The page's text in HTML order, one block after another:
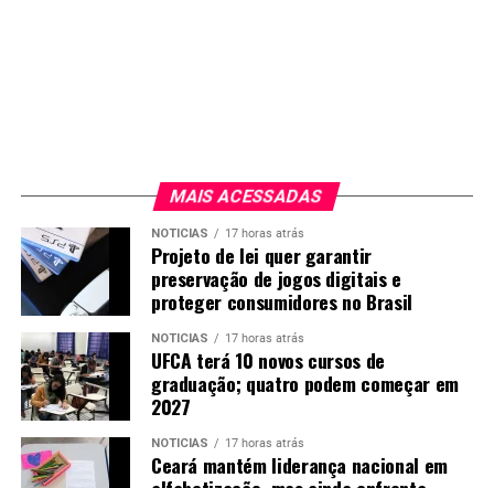
MAIS ACESSADAS
NOTICIAS 17 horas atrás
Projeto de lei quer garantir
preservação de jogos digitais e
proteger consumidores no Brasil
NOTICIAS 17 horas atrás
UFCA terá 10 novos cursos de
graduação; quatro podem começar em
2027
NOTICIAS 17 horas atrás
Ceará mantém liderança nacional em